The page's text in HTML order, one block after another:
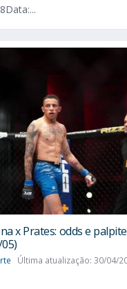
x Prates: odds e
Última atualização: 30/04/